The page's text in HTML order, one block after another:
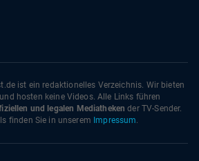
de ist ein redaktionelles Verzeichnis. Wir bieten
hosten keine Videos. Alle Links führen
und legalen Mediatheken der TV-Sender.
finden Sie in unserem Impressum.